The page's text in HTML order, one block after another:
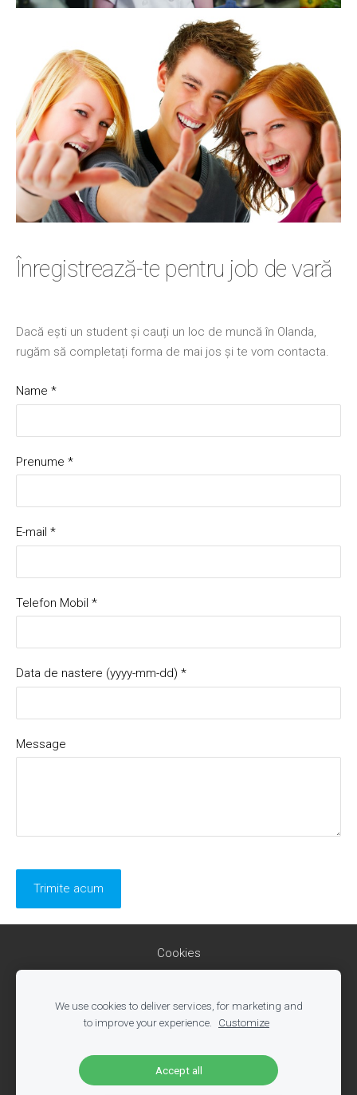
Înregistrează-te pentru job de vară
Dacă ești un student și cauți un loc de muncă în Olanda,
rugăm să completați forma de mai jos și te vom contacta.
Name *
Prenume *
E-mail *
Telefon Mobil *
Data de nastere (yyyy-mm-dd) *
Message
Cookies
Ofertele de munca Olanda
web: www.olandija.nl
email:info@olandija.nl
We use cookies to deliver services, for marketing and
to improve your experience.
Customize
Accept all